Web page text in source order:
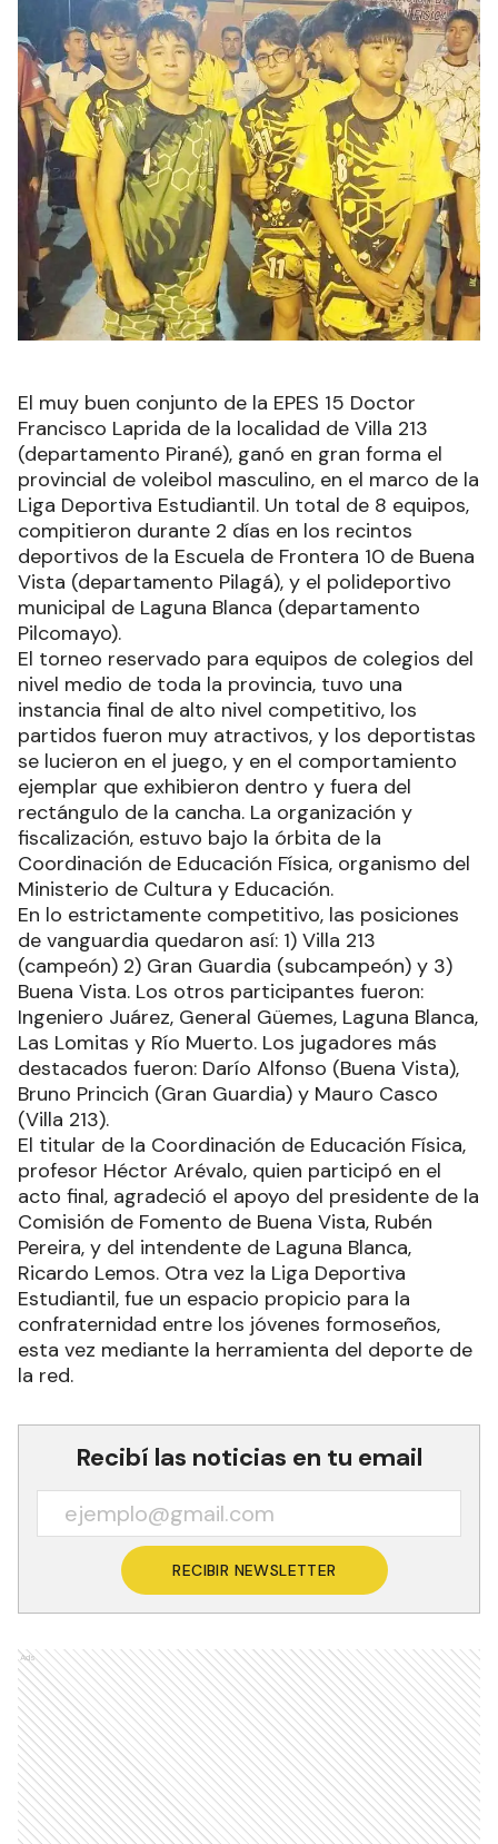
El muy buen conjunto de la EPES 15 Doctor
Francisco Laprida de la localidad de Villa 213
(departamento Pirané), ganó en gran forma el
provincial de voleibol masculino, en el marco de la
Liga Deportiva Estudiantil. Un total de 8 equipos,
compitieron durante 2 días en los recintos
deportivos de la Escuela de Frontera 10 de Buena
Vista (departamento Pilagá), y el polideportivo
municipal de Laguna Blanca (departamento
Pilcomayo).
El torneo reservado para equipos de colegios del
nivel medio de toda la provincia, tuvo una
instancia final de alto nivel competitivo, los
partidos fueron muy atractivos, y los deportistas
se lucieron en el juego, y en el comportamiento
ejemplar que exhibieron dentro y fuera del
rectángulo de la cancha. La organización y
fiscalización, estuvo bajo la órbita de la
Coordinación de Educación Física, organismo del
Ministerio de Cultura y Educación.
En lo estrictamente competitivo, las posiciones
de vanguardia quedaron así: 1) Villa 213
(campeón) 2) Gran Guardia (subcampeón) y 3)
Buena Vista. Los otros participantes fueron:
Ingeniero Juárez, General Güemes, Laguna Blanca,
Las Lomitas y Río Muerto. Los jugadores más
destacados fueron: Darío Alfonso (Buena Vista),
Bruno Princich (Gran Guardia) y Mauro Casco
(Villa 213).
El titular de la Coordinación de Educación Física,
profesor Héctor Arévalo, quien participó en el
acto final, agradeció el apoyo del presidente de la
Comisión de Fomento de Buena Vista, Rubén
Pereira, y del intendente de Laguna Blanca,
Ricardo Lemos. Otra vez la Liga Deportiva
Estudiantil, fue un espacio propicio para la
confraternidad entre los jóvenes formoseños,
esta vez mediante la herramienta del deporte de
la red.
Recibí las noticias en tu email
RECIBIR NEWSLETTER
Ads